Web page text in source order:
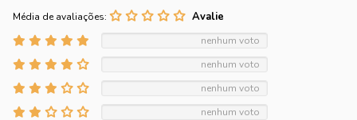
Média de avaliações:
nenhum voto
nenhum voto
nenhum voto
nenhum voto